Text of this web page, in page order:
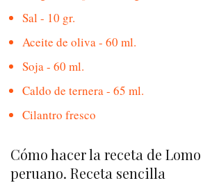
Sal - 10 gr.
Aceite de oliva - 60 ml.
Soja - 60 ml.
Caldo de ternera - 65 ml.
Cilantro fresco
Cómo hacer la receta de
peruano. Receta sencilla